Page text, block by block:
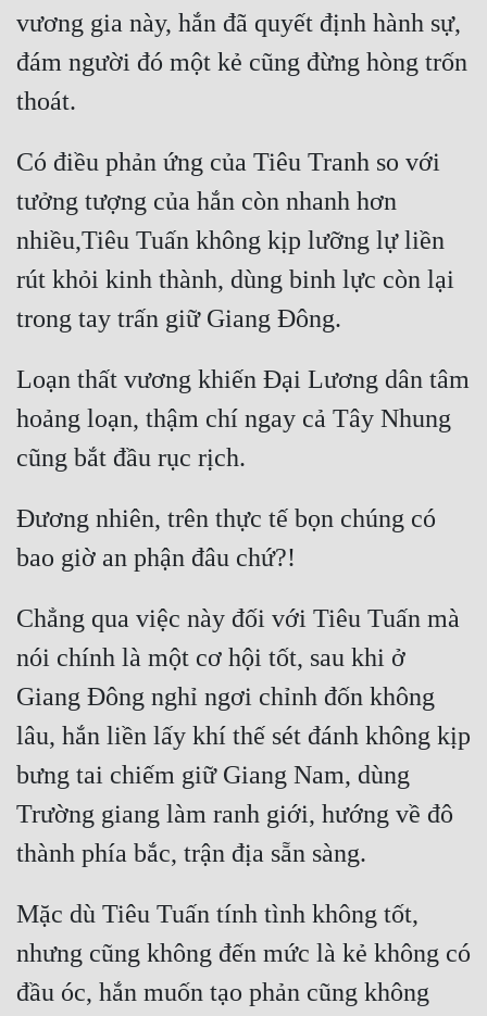
vương gia này, hắn đã quyết định hành sự,
đám người đó một kẻ cũng đừng hòng trốn
Có điều phản ứng của Tiêu Tranh so với
tưởng tượng của hắn còn nhanh hơn
nhiều,Tiêu Tuấn không kịp lưỡng lự liền
rút khỏi kinh thành, dùng binh lực còn lại
Loạn thất vương khiến Đại Lương dân tâm
hoảng loạn, thậm chí ngay cả Tây Nhung
Đương nhiên, trên thực tế bọn chúng có
Chẳng qua việc này đối với Tiêu Tuấn mà
nói chính là một cơ hội tốt, sau khi ở
Giang Đông nghỉ ngơi chỉnh đốn không
lâu, hắn liền lấy khí thế sét đánh không kịp
bưng tai chiếm giữ Giang Nam, dùng
Trường giang làm ranh giới, hướng về đô
Mặc dù Tiêu Tuấn tính tình không tốt,
nhưng cũng không đến mức là kẻ không có
đầu óc, hắn muốn tạo phản cũng không